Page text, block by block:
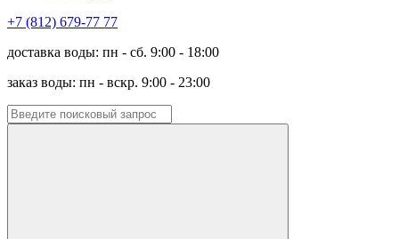
+7 (812) 679-77 77
доставка воды: пн - сб. 9:00 - 18:00
заказ воды: пн - вскр. 9:00 - 23:00